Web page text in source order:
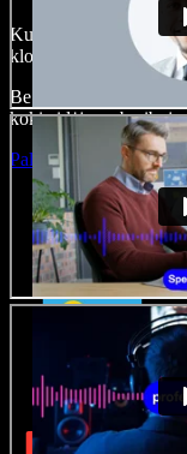
Kurkite įgarsinimus,
klonuokite balsą –
Be jokių mokymų ir
kokią idėją,
Paleisti studiją